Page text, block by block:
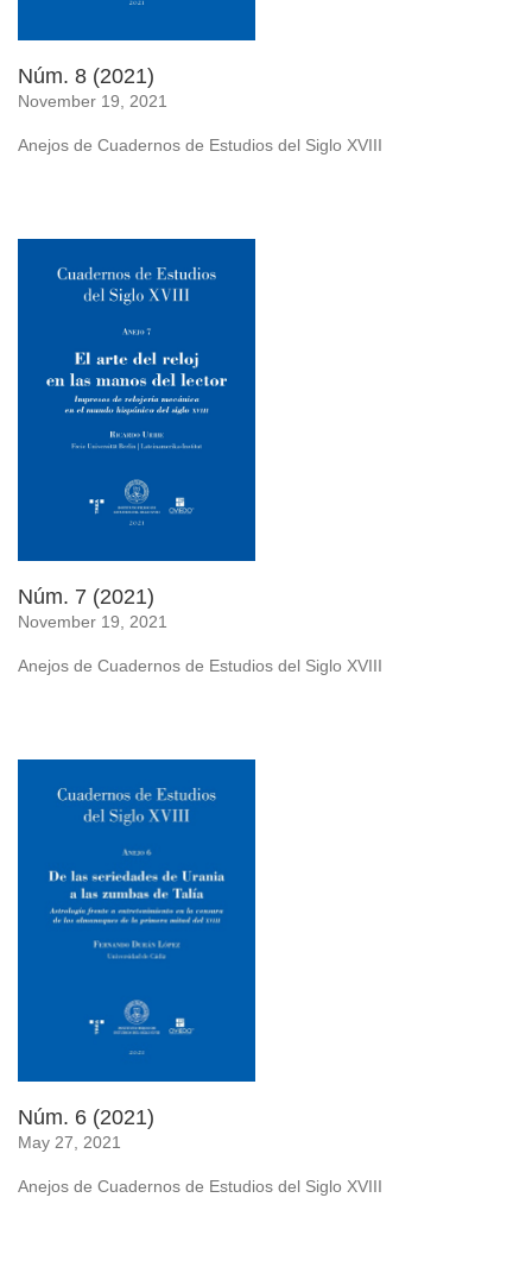
Núm. 8 (2021)
November 19, 2021
Anejos de Cuadernos de Estudios del Siglo XVIII
Núm. 7 (2021)
November 19, 2021
Anejos de Cuadernos de Estudios del Siglo XVIII
Núm. 6 (2021)
May 27, 2021
Anejos de Cuadernos de Estudios del Siglo XVIII